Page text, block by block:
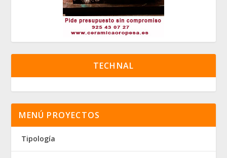
TECHNAL
MENÚ PROYECTOS
Tipología